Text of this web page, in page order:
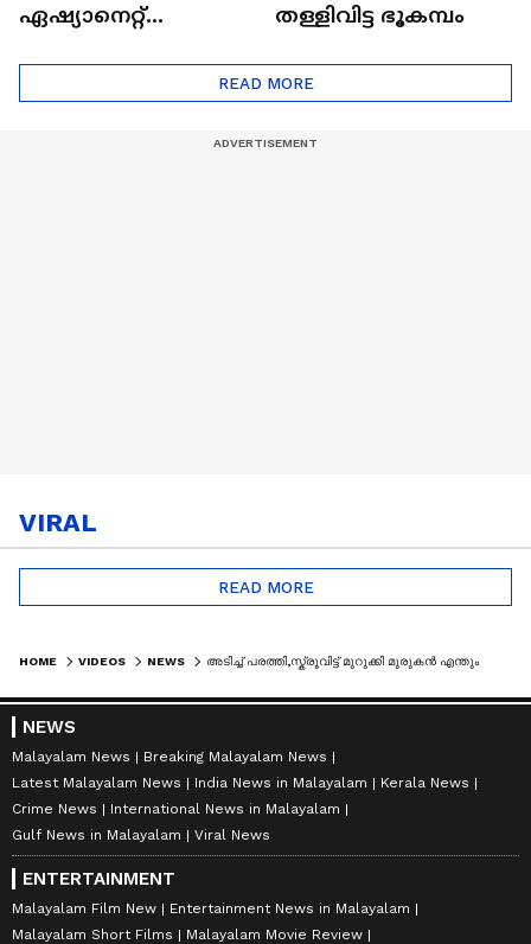
ഏഷ്യാനെറ്റ്
തള്ളിവിട്ട ഭൂകമ്പം
READ MORE
VIRAL
READ MORE
HOME VIDEOS NEWS അടിച്ച് പരത്തി,സ്ക്രൂവിട്ട് മുറുക്കി മുരുകന്‍ എന്തും പണിയും;തലസ്ഥാനത്തെ യന്ത്രചരിത്രം പറയും ഈ ലെയ്ത്
NEWS
Malayalam News
Breaking Malayalam News
Latest Malayalam News
India News in Malayalam
Kerala News
Crime News
International News in Malayalam
Gulf News in Malayalam
Viral News
ENTERTAINMENT
Malayalam Film New
Entertainment News in Malayalam
Malayalam Short Films
Malayalam Movie Review